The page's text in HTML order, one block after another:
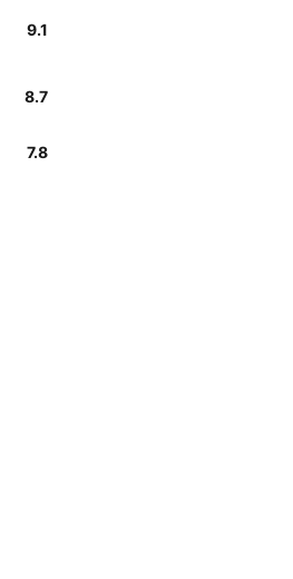
9.1
8.7
7.8